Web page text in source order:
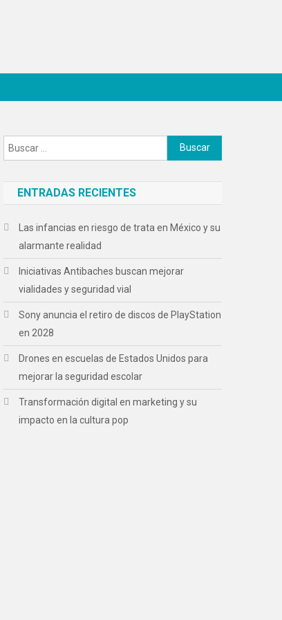
Buscar:
ENTRADAS RECIENTES
Las infancias en riesgo de trata en México y su
alarmante realidad
Iniciativas Antibaches buscan mejorar
vialidades y seguridad vial
Sony anuncia el retiro de discos de PlayStation
en 2028
Drones en escuelas de Estados Unidos para
mejorar la seguridad escolar
Transformación digital en marketing y su
impacto en la cultura pop